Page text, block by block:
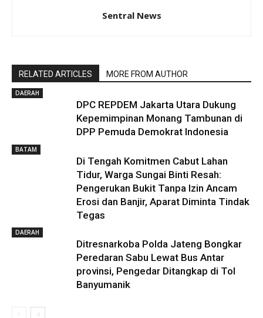
Sentral News
RELATED ARTICLES MORE FROM AUTHOR
DAERAH
DPC REPDEM Jakarta Utara Dukung
Kepemimpinan Monang Tambunan di
DPP Pemuda Demokrat Indonesia
BATAM
Di Tengah Komitmen Cabut Lahan
Tidur, Warga Sungai Binti Resah:
Pengerukan Bukit Tanpa Izin Ancam
Erosi dan Banjir, Aparat Diminta Tindak
Tegas
DAERAH
Ditresnarkoba Polda Jateng Bongkar
Peredaran Sabu Lewat Bus Antar
provinsi, Pengedar Ditangkap di Tol
Banyumanik